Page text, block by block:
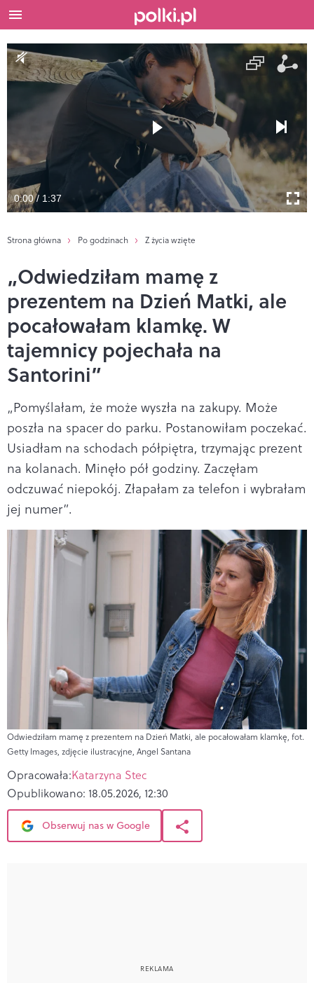
0:00 / 1:37
Strona główna Po godzinach Z życia wzięte
„Odwiedziłam mamę z
prezentem na Dzień Matki, ale
pocałowałam klamkę. W
tajemnicy pojechała na
Santorini”
„Pomyślałam, że może wyszła na zakupy. Może
poszła na spacer do parku. Postanowiłam poczekać.
Usiadłam na schodach półpiętra, trzymając prezent
na kolanach. Minęło pół godziny. Zaczęłam
odczuwać niepokój. Złapałam za telefon i wybrałam
jej numer”.
Odwiedziłam mamę z prezentem na Dzień Matki, ale pocałowałam klamkę, fot.
Getty Images, zdjęcie ilustracyjne, Angel Santana
Opracowała:Katarzyna Stec
Opublikowano: 18.05.2026, 12:30
Obserwuj nas w Google